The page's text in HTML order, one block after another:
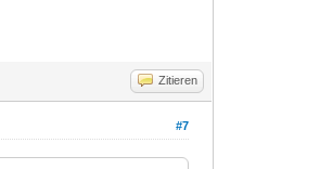
Zitieren
#7